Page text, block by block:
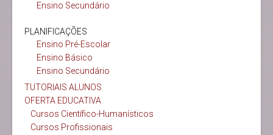
Ensino Secundário
PLANIFICAÇÕES
Ensino Pré-Escolar
Ensino Básico
Ensino Secundário
TUTORIAIS ALUNOS
OFERTA EDUCATIVA
Cursos Científico-Humanísticos
Cursos Profissionais